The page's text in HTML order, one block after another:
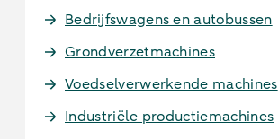
Bedrijfswagens en autobussen
Grondverzetmachines
Voedselverwerkende machines
Industriële productiemachines